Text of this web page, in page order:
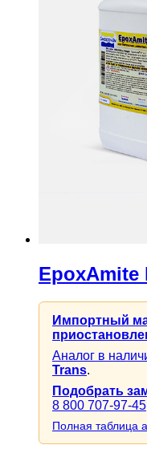
EpoxAmite
Импортный
Аналог в
Trans.
Подобрать
8 800 707-97-45
Полная таблица